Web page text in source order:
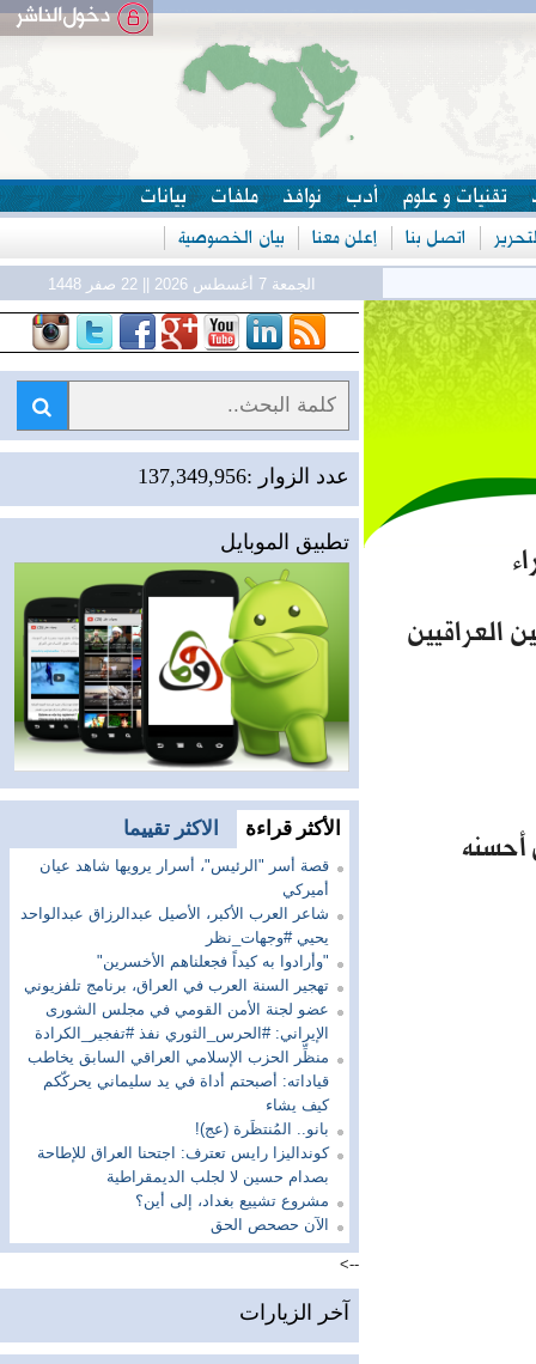
تقنيات و علوم أدب نوافذ ملفات بيانات
اتصل بنا إعلن معنا بيان الخصوصية
الجمعة 7 أغسطس 2026 || 22 صفر 1448
العراقيين
عدد الزوار :137,349,956
تطبيق الموبايل
الأكثر قراءة الاكثر تقييما
قصة أسر "الرئيس"، أسرار يرويها شاهد عيان
أميركي
شاعر العرب الأكبر، الأصيل عبدالرزاق عبدالواحد
يحيي #وجهات_نظر
"وأرادوا به كيداً فجعلناهم الأخسرين"
تهجير السنة العرب في العراق، برنامج تلفزيوني
عضو لجنة الأمن القومي في مجلس الشورى
الإيراني: #الحرس_الثوري نفذ #تفجير_الكرادة
منظِّر الحزب الإسلامي العراقي السابق يخاطب
قياداته: أصبحتم أداة في يد سليماني يحركّكم
كيف يشاء
بانو.. المُنتظَرة (عج)!
كونداليزا رايس تعترف: اجتحنا العراق للإطاحة
بصدام حسين لا لجلب الديمقراطية
مشروع تشييع بغداد، إلى أين؟
الآن حصحص الحق
-->
آخر الزيارات